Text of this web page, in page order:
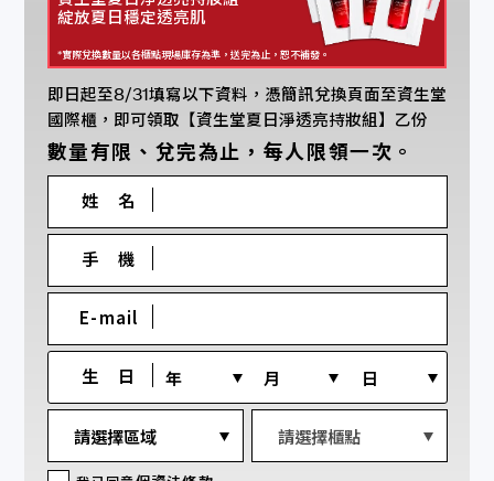
綻放夏日穩定透亮肌
*實際兌換數量以各櫃點現場庫存為準，送完為止，恕不補發。
即日起至8/31填寫以下資料，憑簡訊兌換頁面至資生堂
國際櫃，即可領取【資生堂夏日淨透亮持妝組】乙份
數量有限、兌完為止，每人限領一次。